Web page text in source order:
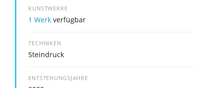
KUNSTWERKE
1 Werk verfügbar
TECHNIKEN
Steindruck
ENTSTEHUNGSJAHRE